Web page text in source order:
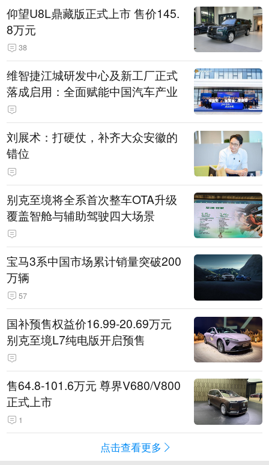
仰望U8L鼎藏版正式上市 售价145.
8万元
38
维智捷江城研发中心及新工厂正式
落成启用：全面赋能中国汽车产业
刘展术：打硬仗，补齐大众安徽的
错位
别克至境将全系首次整车OTA升级
覆盖智舱与辅助驾驶四大场景
宝马3系中国市场累计销量突破200
万辆
57
国补预售权益价16.99-20.69万元
别克至境L7纯电版开启预售
售64.8-101.6万元 尊界V680/V800
正式上市
1
点击查看更多